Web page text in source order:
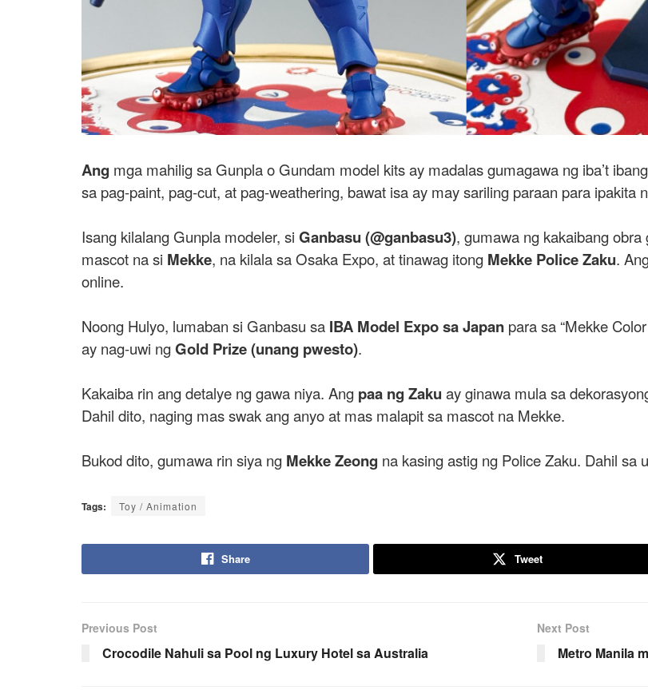
Ang mga mahilig sa Gunpla o Gundam model kits ay madalas gumagawa ng iba’t
sa pag-paint, pag-cut, at pag-weathering, bawat isa ay may sariling paraan para ipakita
Isang kilalang Gunpla modeler, si Ganbasu (@ganbasu3), gumawa ng kakaibang obra
mascot na si Mekke, na kilala sa Osaka Expo, at tinawag itong Mekke Police Zaku.
online.
Noong Hulyo, lumaban si Ganbasu sa IBA Model Expo sa Japan para sa “Mekke
ay nag-uwi ngGold Prize (unang pwesto).
Kakaiba rin ang detalye ng gawa niya. Ang paa ng Zaku ay ginawa mula sa
Dahil dito, naging mas swak ang anyo at mas malapit sa mascot na Mekke.
Bukod dito, gumawa rin siya ng Mekke Zeong na kasing astig ng Police Zaku. Dahil sa
Tags: Toy / Animation
Share Tweet
Previous Post
Crocodile Nahuli sa Pool ng Luxury Hotel sa Australia
Next Post
Metro Manila